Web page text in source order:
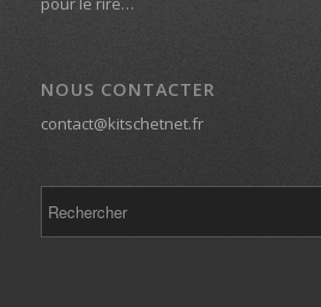
NOUS CONTACTER
contact@kitschetnet.fr